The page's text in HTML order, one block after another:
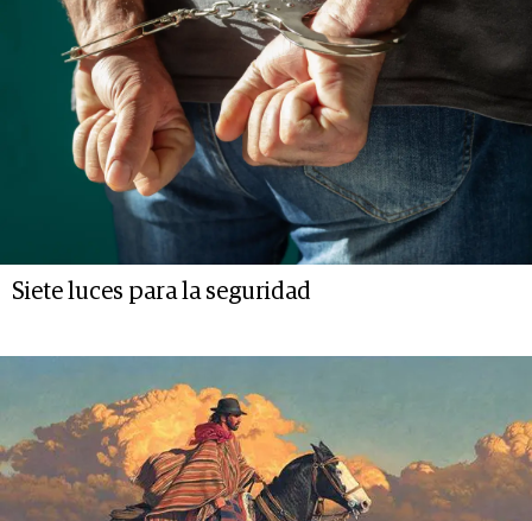
Siete luces para la seguridad